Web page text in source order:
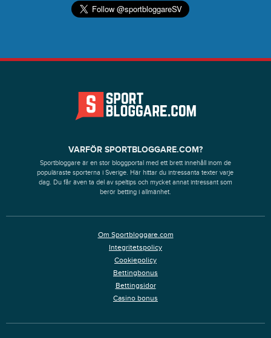
VARFÖR SPORTBLOGGARE.COM?
Sportbloggare är en stor bloggportal med ett brett innehåll inom de
populäraste sporterna i Sverige. Här hittar du intressanta texter varje
dag. Du får även ta del av speltips och mycket annat intressant som
berör betting i allmänhet.
Om Sportbloggare.com
Integritetspolicy
Cookiepolicy
Bettingbonus
Bettingsidor
Casino bonus